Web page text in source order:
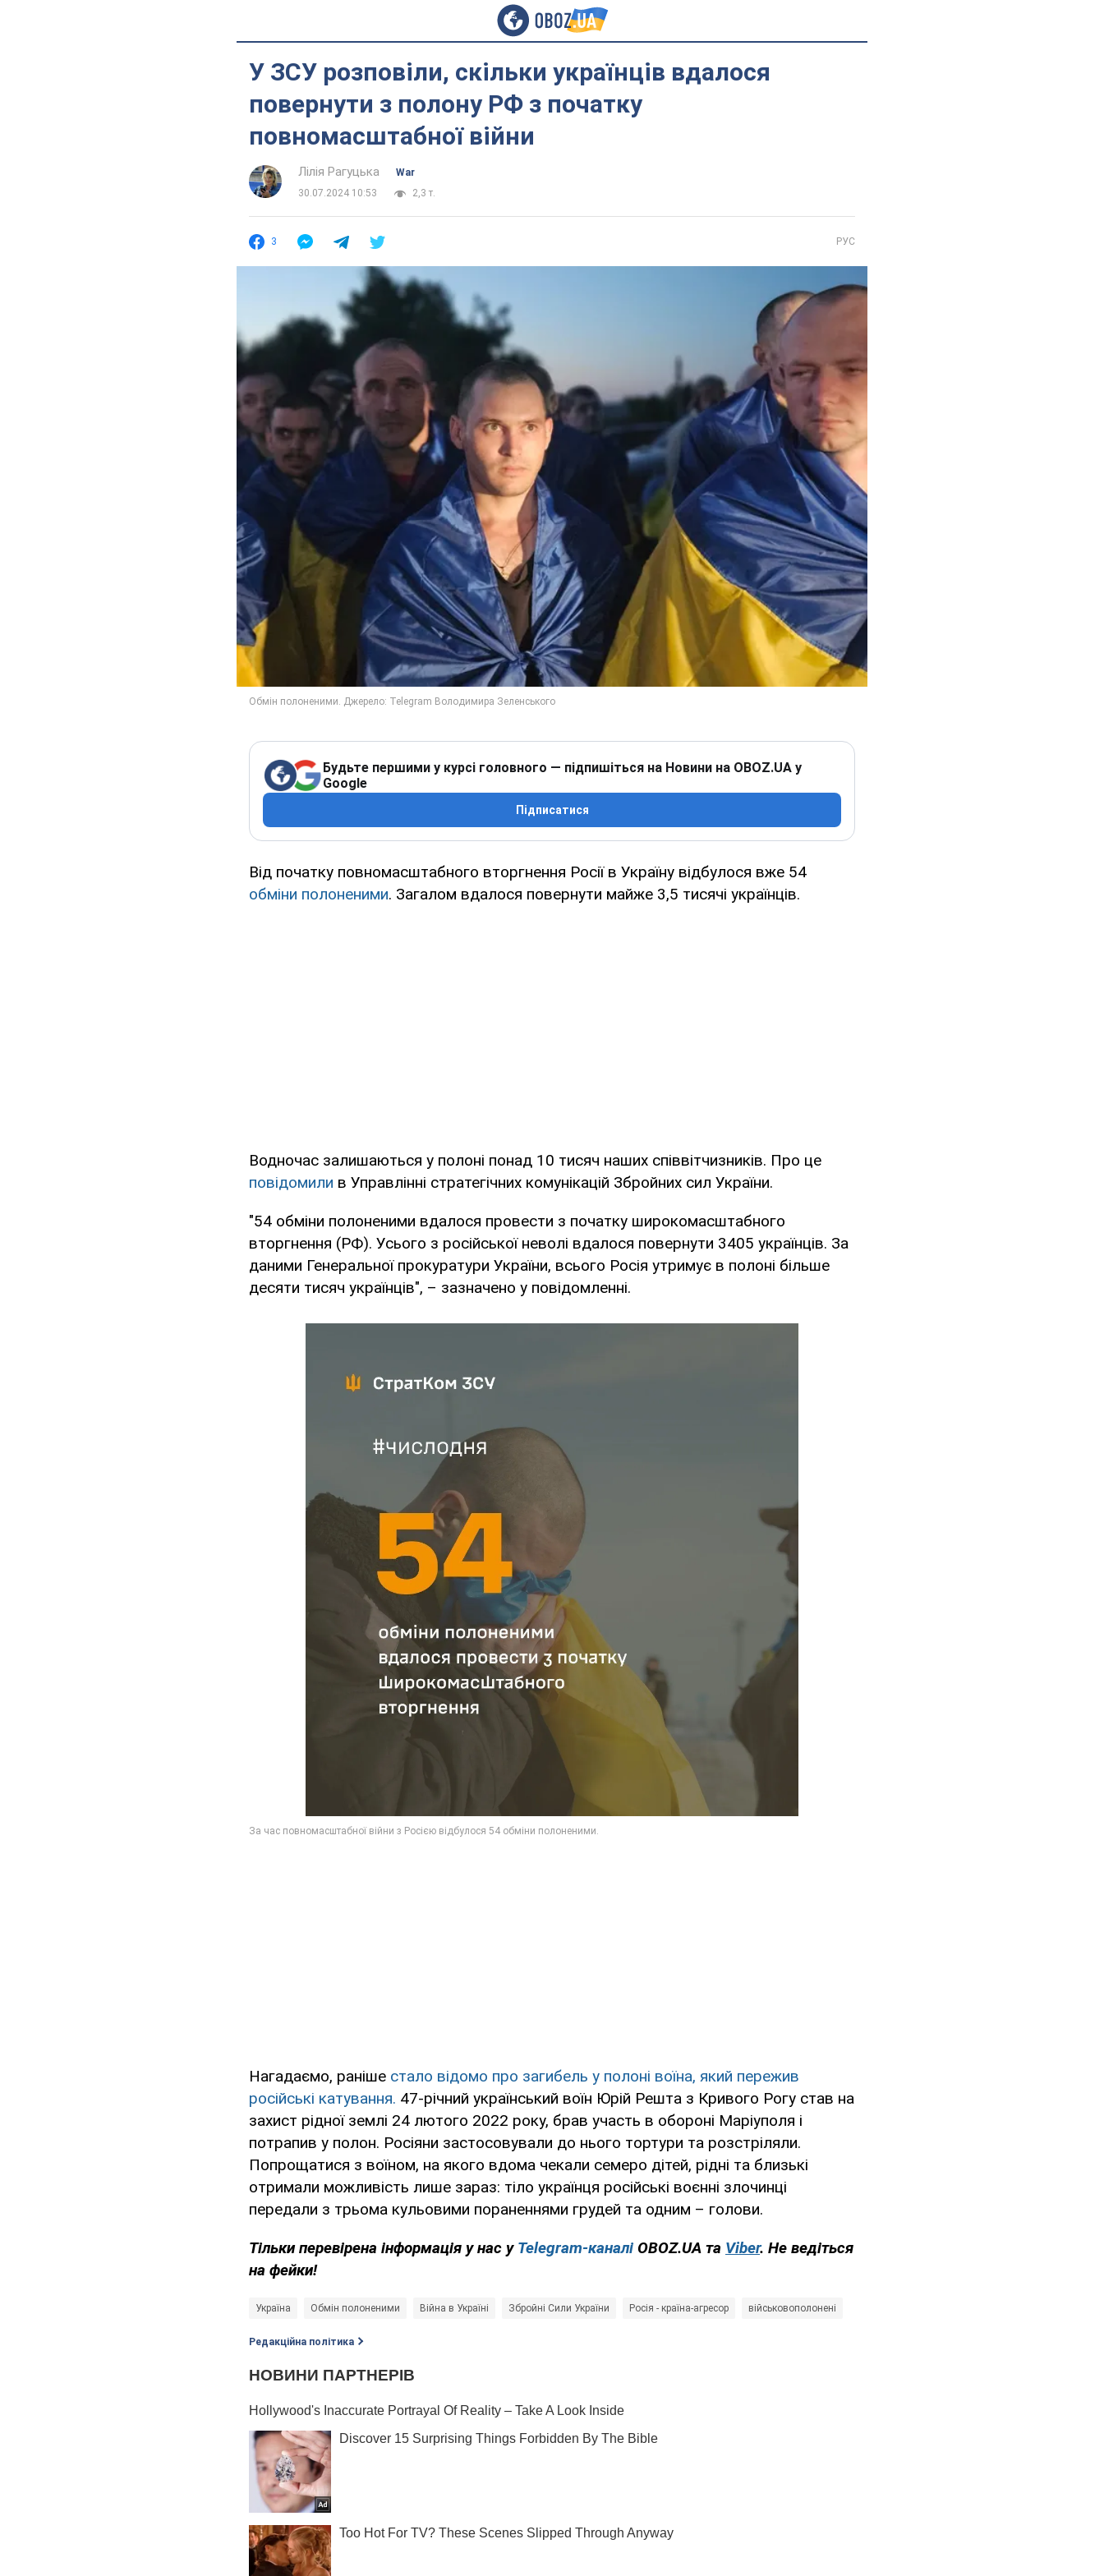
У ЗСУ розповіли, скільки українців вдалося
повернути з полону РФ з початку
повномасштабної війни
Лілія Рагуцька
War
30.07.2024 10:53
2,3 т.
3 РУС
Будьте першими у курсі головного — підпишіться на Новини на OBOZ.UA у
Google
Підписатися
Від початку повномасштабного вторгнення Росії в Україну відбулося вже 54
обміни полоненими. Загалом вдалося повернути майже 3,5 тисячі українців.
Водночас залишаються у полоні понад 10 тисяч наших співвітчизників. Про це
повідомили в Управлінні стратегічних комунікацій Збройних сил України.
"54 обміни полоненими вдалося провести з початку широкомасштабного
вторгнення (РФ). Усього з російської неволі вдалося повернути 3405 українців. За
даними Генеральної прокуратури України, всього Росія утримує в полоні більше
десяти тисяч українців", – зазначено у повідомленні.
Нагадаємо, раніше стало відомо про загибель у полоні воїна, який пережив
російські катування. 47-річний український воїн Юрій Решта з Кривого Рогу став на
захист рідної землі 24 лютого 2022 року, брав участь в обороні Маріуполя і
потрапив у полон. Росіяни застосовували до нього тортури та розстріляли.
Попрощатися з воїном, на якого вдома чекали семеро дітей, рідні та близькі
отримали можливість лише зараз: тіло українця російські воєнні злочинці
передали з трьома кульовими пораненнями грудей та одним – голови.
Тільки перевірена інформація у нас у Telegram-каналі OBOZ.UA та Viber. Не ведіться
на фейки!
Україна Обмін полоненими Війна в Україні Збройні Сили України Росія - країна-агресор військовополонені
Редакційна політика